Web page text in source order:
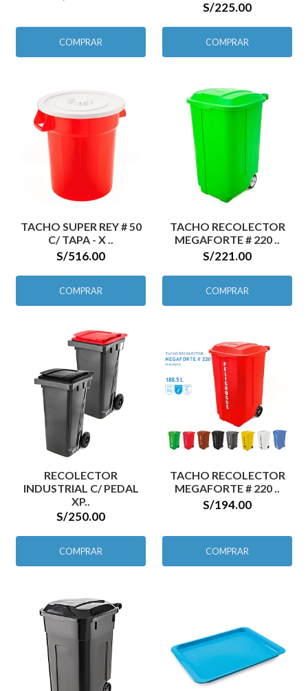
COMPRAR
S/225.00
COMPRAR
TACHO SUPER REY # 50
C/ TAPA - X ..
S/516.00
COMPRAR
TACHO RECOLECTOR
MEGAFORTE # 220 ..
S/221.00
COMPRAR
RECOLECTOR
INDUSTRIAL C/ PEDAL
XP..
S/250.00
COMPRAR
TACHO RECOLECTOR
MEGAFORTE # 220 ..
S/194.00
COMPRAR